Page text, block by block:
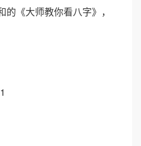
《大师教你看八字》，